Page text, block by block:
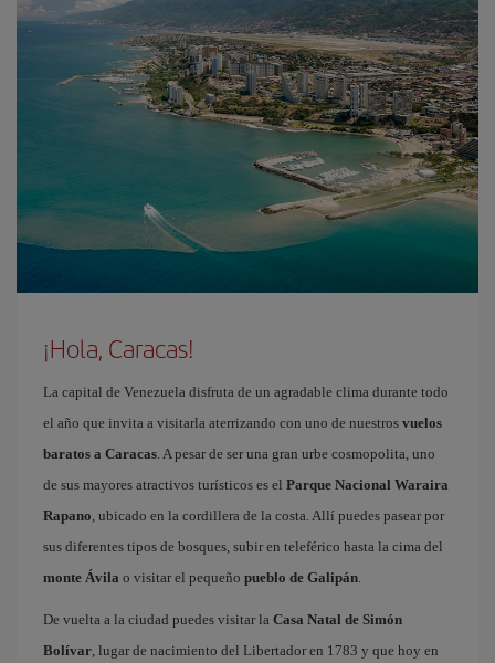
¡Hola, Caracas!
La capital de Venezuela disfruta de un agradable clima durante todo
el año que invita a visitarla aterrizando con uno de nuestros vuelos
baratos a Caracas. A pesar de ser una gran urbe cosmopolita, uno
de sus mayores atractivos turísticos es el Parque Nacional Waraira
Rapano, ubicado en la cordillera de la costa. Allí puedes pasear por
sus diferentes tipos de bosques, subir en teleférico hasta la cima del
monte Ávila o visitar el pequeño pueblo de Galipán.
De vuelta a la ciudad puedes visitar la Casa Natal de Simón
Bolívar, lugar de nacimiento del Libertador en 1783 y que hoy en